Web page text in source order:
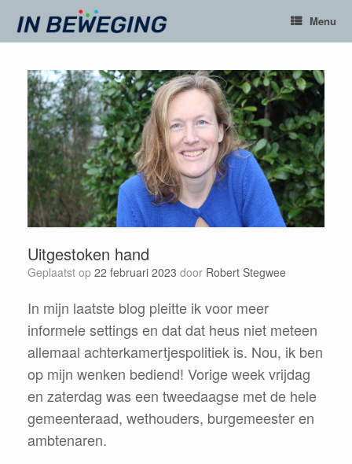
naar
Menu
Uitgestoken hand
Geplaatst op 22 februari 2023 door Robert Stegwee
In mijn laatste blog pleitte ik voor meer
informele settings en dat dat heus niet meteen
allemaal achterkamertjespolitiek is. Nou, ik ben
op mijn wenken bediend! Vorige week vrijdag
en zaterdag was een tweedaagse met de hele
gemeenteraad, wethouders, burgemeester en
ambtenaren.